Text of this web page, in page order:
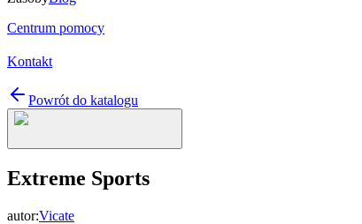
Centrum pomocy
Kontakt
Powrót do katalogu
Extreme Sports
autor:Vicate